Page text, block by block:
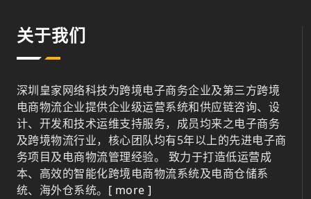
关于我们
深圳皇家网络科技为跨境电子商务企业及第三方跨境
电商物流企业提供企业级运营系统和供应链咨询、设
计、开发和技术运维支持服务，成员均来之电子商务
及跨境物流行业，核心团队均有5年以上的先进电子商
务项目及电商物流管理经验。 致力于打造低运营成
本、高效的智能化跨境电商物流系统及电商仓储系
统、海外仓系统。 [ more ]